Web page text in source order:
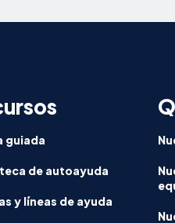
guiada
de autoayuda
y líneas de ayuda